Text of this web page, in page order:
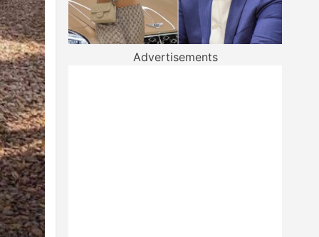
Advertisements